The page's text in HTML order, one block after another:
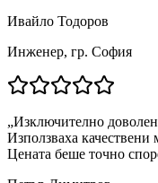
Ивайло Тодоров
Инженер, гр. София
„Изключително доволен
Използваха
Цената беше точно